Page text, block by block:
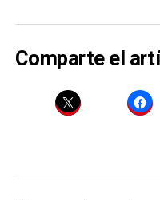
Comparte el